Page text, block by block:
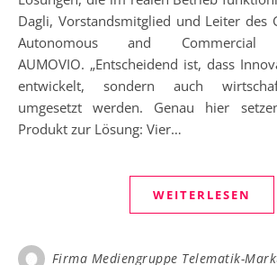
Dagli, Vorstandsmitglied und Leiter des
Autonomous and
AUMOVIO. „Entscheidend ist, dass
entwickelt, sondern auch
umgesetzt werden. Genau hier
Produkt zur Lösung: Vier…
WEITERLESEN
Firma Mediengruppe Telematik-